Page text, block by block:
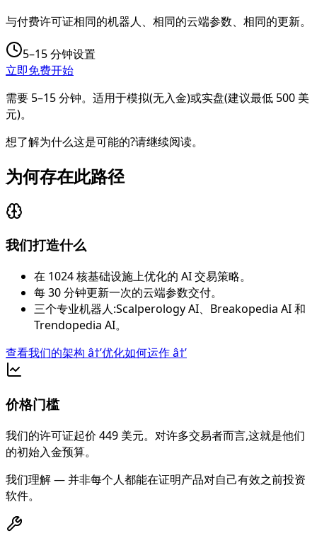
与付费许可证相同的机器人、相同的云端参数、相同的更新。
5–15 分钟设置
立即免费开始
需要 5–15 分钟。适用于模拟(无入金)或实盘(建议最低 500 美
元)。
想了解为什么这是可能的?请继续阅读。
为何存在此路径
我们打造什么
在 1024 核基础设施上优化的 AI 交易策略。
每 30 分钟更新一次的云端参数交付。
三个专业机器人:Scalperology AI、Breakopedia AI 和
Trendopedia AI。
查看我们的架构 â†’优化如何运作â†’
价格门槛
我们的许可证起价 449 美元。对许多交易者而言,这就是他们
的初始入金预算。
我们理解 — 并非每个人都能在证明产品对自己有效之前投资
软件。